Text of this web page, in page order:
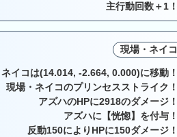
主行動回数＋1！
現場・ネイコ
イコは(14.014, -2.664, 0.000)に移動！
現場・ネイコのプリンセスストライク！
アズハのHPに2918のダメージ！
アズハに【恍惚】を付与！
反動150によりHPに150ダメージ！